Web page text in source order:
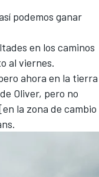
podemos ganar
en los caminos
al viernes.
ahora en la tierra
Oliver, pero no
la zona de cambio